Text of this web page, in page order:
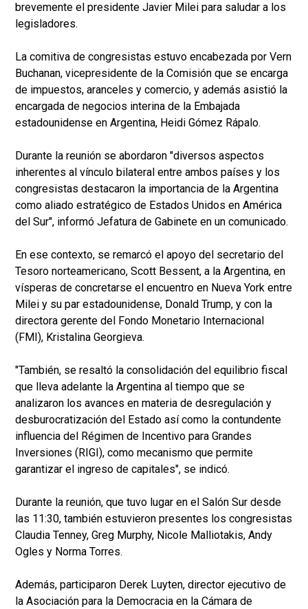
brevemente el presidente Javier Milei para saludar a los
legisladores.
La comitiva de congresistas estuvo encabezada por Vern
Buchanan, vicepresidente de la Comisión que se encarga
de impuestos, aranceles y comercio, y además asistió la
encargada de negocios interina de la Embajada
estadounidense en Argentina, Heidi Gómez Rápalo.
Durante la reunión se abordaron "diversos aspectos
inherentes al vínculo bilateral entre ambos países y los
congresistas destacaron la importancia de la Argentina
como aliado estratégico de Estados Unidos en América
del Sur", informó Jefatura de Gabinete en un comunicado.
En ese contexto, se remarcó el apoyo del secretario del
Tesoro norteamericano, Scott Bessent, a la Argentina, en
vísperas de concretarse el encuentro en Nueva York entre
Milei y su par estadounidense, Donald Trump, y con la
directora gerente del Fondo Monetario Internacional
(FMI), Kristalina Georgieva.
"También, se resaltó la consolidación del equilibrio fiscal
que lleva adelante la Argentina al tiempo que se
analizaron los avances en materia de desregulación y
desburocratización del Estado así como la contundente
influencia del Régimen de Incentivo para Grandes
Inversiones (RIGI), como mecanismo que permite
garantizar el ingreso de capitales", se indicó.
Durante la reunión, que tuvo lugar en el Salón Sur desde
las 11:30, también estuvieron presentes los congresistas
Claudia Tenney, Greg Murphy, Nicole Malliotakis, Andy
Ogles y Norma Torres.
Además, participaron Derek Luyten, director ejecutivo de
la Asociación para la Democracia en la Cámara de